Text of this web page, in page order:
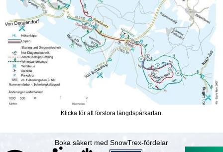
Klicka för att förstora längdspårkartan.
Boka säkert med SnowTrex-fördelar